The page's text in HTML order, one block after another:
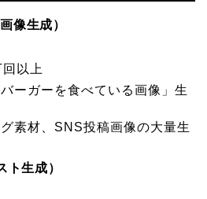
像生成）
以上
ーガーを食べている画像」生
素材、SNS投稿画像の大量生
生成）